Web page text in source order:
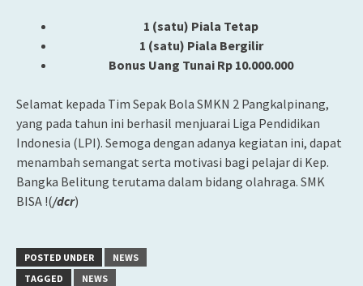
1 (satu) Piala Tetap
1 (satu) Piala Bergilir
Bonus Uang Tunai Rp 10.000.000
Selamat kepada Tim Sepak Bola SMKN 2 Pangkalpinang,
yang pada tahun ini berhasil menjuarai Liga Pendidikan
Indonesia (LPI). Semoga dengan adanya kegiatan ini, dapat
menambah semangat serta motivasi bagi pelajar di Kep.
Bangka Belitung terutama dalam bidang olahraga. SMK
BISA !(/dcr)
POSTED UNDER
NEWS
TAGGED
NEWS